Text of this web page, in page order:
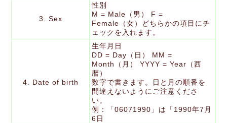
3. Sex
性別
M = Male（男） F =
Female（女）どちらかの項目にチ
ェックを入れます。
4. Date of birth
生年月日
DD = Day（日） MM =
Month（月） YYYY = Year（西
暦）
数字で書きます。日と月の順番を
間違えないようにご注意くださ
い。
例：「06071990」は「1990年7月
6日